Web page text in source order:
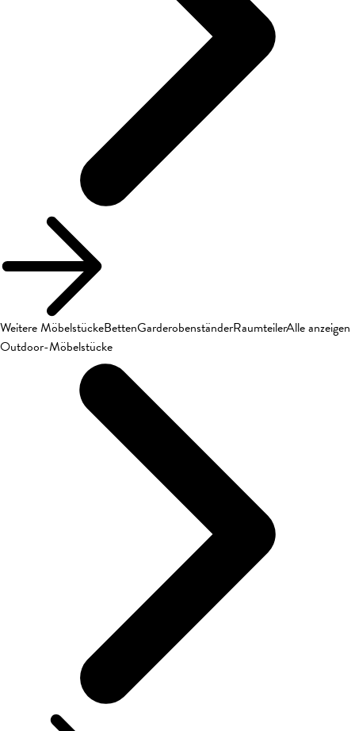
Weitere MöbelstückeBettenGarderobenständerRaumteilerAlle anzeigen
Outdoor-Möbelstücke